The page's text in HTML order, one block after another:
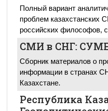
Полный вариант
проблем
российских философов,
СМИ в СНГ:
Сборник материалов о
информации в странах
Казахстане.
Республика